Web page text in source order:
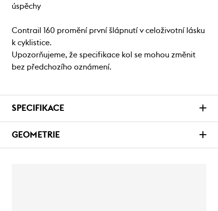
úspěchy
Contrail 160 promění první šlápnutí v celoživotní lásku
k cyklistice.
Upozorňujeme, že specifikace kol se mohou změnit
bez předchozího oznámení.
SPECIFIKACE
GEOMETRIE